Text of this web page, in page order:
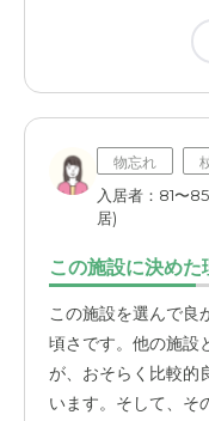
物忘れ
入居者：81〜
居)
この施設に決めた
この施設を選んで良
頃さです。他の施設
が、おそらく比較的
います。そして、そ